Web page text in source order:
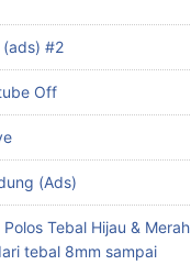
#2
Off
(Ads)
Tebal Hijau & Merah
tebal 8mm sampai